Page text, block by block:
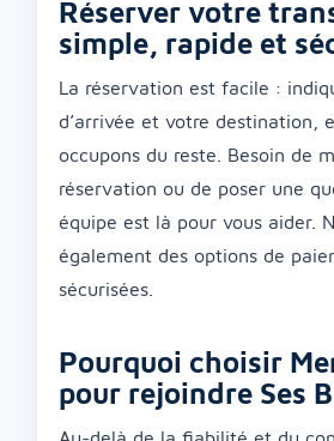
Réserver votre
simple, rapide et
La réservation est facile :
d’arrivée et votre destination,
occupons du reste. Besoin de
réservation ou de poser une
équipe est là pour vous aider.
également des options de
sécurisées.
Pourquoi choisir
pour rejoindre Ses